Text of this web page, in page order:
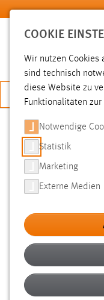
Zum Hauptinhalt springen
SUCHE
FILTER
Typ
Erstellungsdatum
Alter
COOKIE
Wir nutzen Cookies
sind technisch
diese Website zu
Funktionalitäten
Notwendige
Statistik
Marketing
Externe Medien